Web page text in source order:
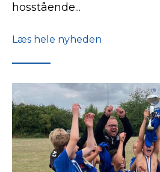
hosstående...
Læs hele nyheden